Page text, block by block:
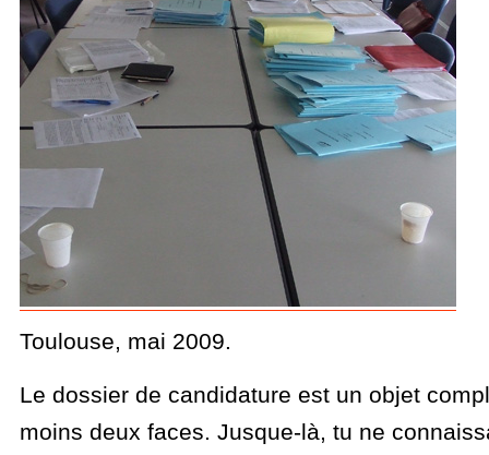
Toulouse, mai 2009.
Le dossier de candidature est un objet
moins deux faces. Jusque-là, tu ne